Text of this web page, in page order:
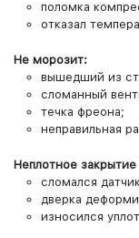
поломка
отказал
Не морозит:
вышедший из
сломанный
течка фреона;
неправильная
Неплотное
сломался
дверка
износился